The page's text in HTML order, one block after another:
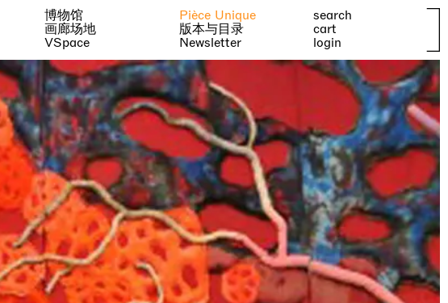
博物馆
画廊场地
VSpace
Pièce Unique
版本与目录
Newsletter
search
cart
login